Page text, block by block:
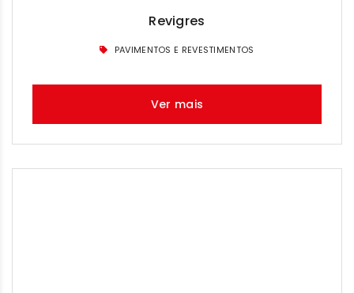
Revigres
PAVIMENTOS E REVESTIMENTOS
Ver mais